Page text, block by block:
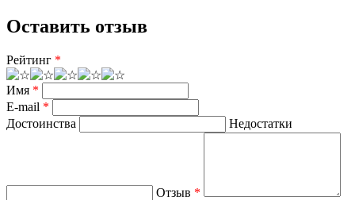
Оставить отзыв
Рейтинг *
Имя *
E-mail *
Достоинства
Недостатки
Отзыв *